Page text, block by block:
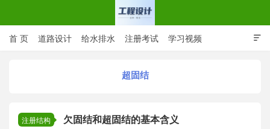

首 页 道路设计 给水排水 注册考试 学习视频
超固结
注册结构 欠固结和超固结的基本含义